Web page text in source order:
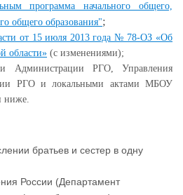
программа начального общего,
общего образования";
от 15 июля 2013 года № 78-ОЗ «Об
области» (с изменениями);
Администрации РГО, Управления
РГО и локальными актами МБОУ
ниже.
братьев и сестер в одну
России (Департамент